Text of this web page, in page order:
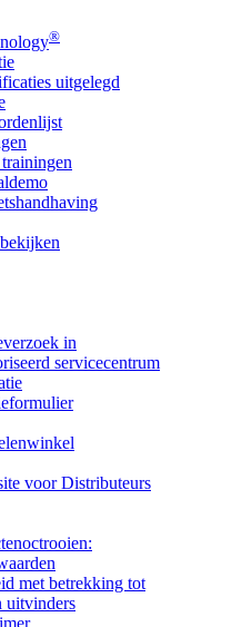
®
uitgelegd
in
servicecentrum
voor Distributeurs
met betrekking tot
uitvinders